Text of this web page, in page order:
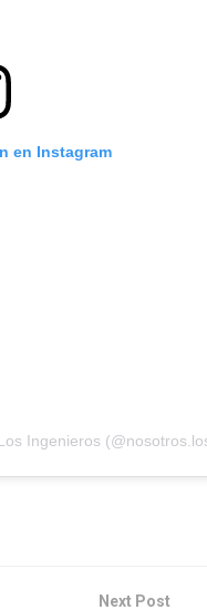
en Instagram
Next Post